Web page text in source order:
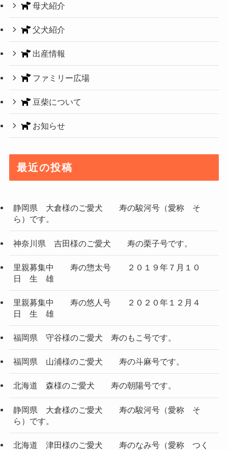
母犬紹介
父犬紹介
出産情報
ファミリー広場
豆柴について
お知らせ
最近の投稿
静岡県 大倉様のご愛犬 寿の駿河号（愛称 そ
ら）です。
神奈川県 吉田様のご愛犬 寿の栗子号です。
里親募集中 寿の惣太号 ２０１９年７月１０
日 生 雄
里親募集中 寿の悠人号 ２０２０年１２月４
日 生 雄
福岡県 守谷様のご愛犬 寿のもこ号です。
福岡県 山浦様のご愛犬 寿の斗麻号です。
北海道 森様のご愛犬 寿の朝陽号です。
静岡県 大倉様のご愛犬 寿の駿河号（愛称 そ
ら）です。
北海道 津田様のご愛犬 寿のなみ号（愛称 つく